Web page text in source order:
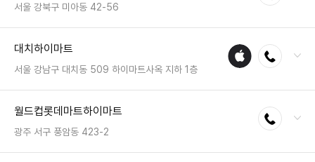
영업시간 : 금일 10:30~20:30
서울 강북구 미아동 42-56
팩스 : 050-2333-1213
영업시간 : 금일 10:30~20:30
대치하이마트
서울 강남구 대치동 509 하이마트사옥 지하 1층
애플
수리
전화연결
팩스 : 050-2222-0571
영업시간 : 금일 10:30~20:30
월드컵롯데마트하이마트
광주 서구 풍암동 423-2
전화연결